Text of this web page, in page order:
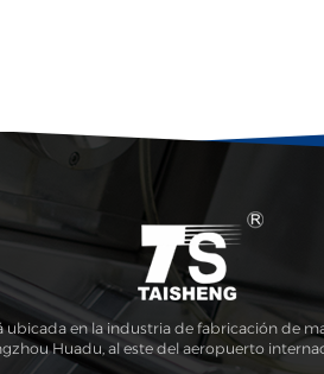
ubicada en la industria de fabricación de
Huadu, al este del aeropuerto